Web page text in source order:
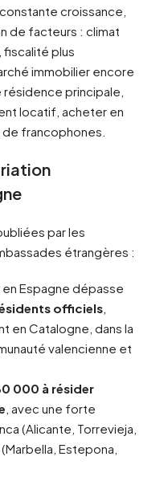
croissance,
de facteurs : climat
fiscalité plus
immobilier encore
principale,
locatif, acheter en
francophones.
par les
étrangères :
Espagne dépasse
officiels
en Catalogne, dans la
valencienne et
000 à résider
, avec une forte
(Alicante, Torrevieja,
Estepona,